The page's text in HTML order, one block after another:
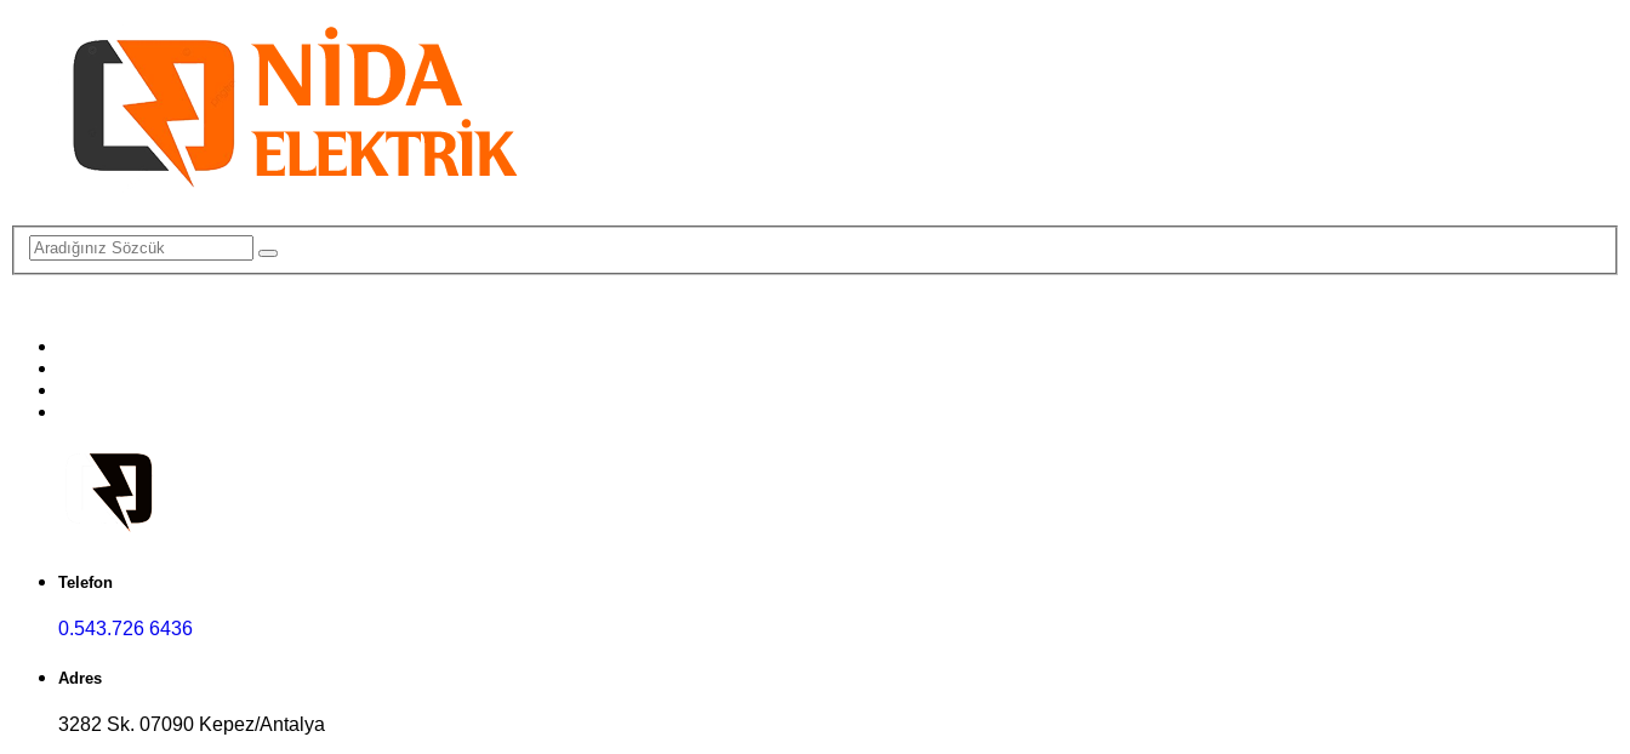
Telefon
0.543.726 6436
Adres
3282 Sk. 07090 Kepez/Antalya